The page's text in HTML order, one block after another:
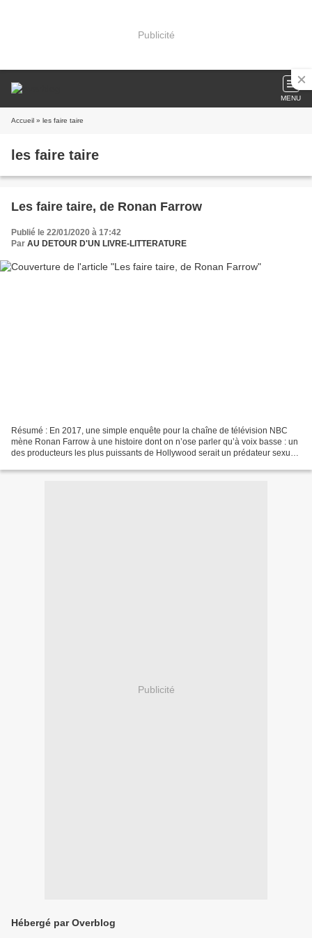
Publicité
MENU
Accueil » les faire taire
les faire taire
Les faire taire, de Ronan Farrow
Publié le 22/01/2020 à 17:42
Par AU DETOUR D'UN LIVRE-LITTERATURE
Résumé : En 2017, une simple enquête pour la chaîne de télévision NBC
mène Ronan Farrow à une histoire dont on n’ose parler qu’à voix basse : un
des producteurs les plus puissants de Hollywood serait un prédateur sexuel,
Publicité
Hébergé par Overblog